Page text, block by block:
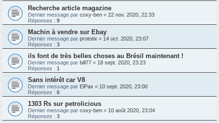
Recherche article magazine
Dernier message par coxy-ben « 22 nov. 2020, 22:33
Réponses : 9
Machin à vendre sur Ebay
Dernier message par prototix « 14 oct. 2020, 23:07
Réponses : 3
ils font de très belles choses au Brésil maintenant !
Dernier message par bill77 « 18 sept. 2020, 23:23
Réponses : 1
Sans intérêt car V8
Dernier message par ElPax « 10 sept. 2020, 23:00
Réponses : 6
1303 Rs sur petrolicious
Dernier message par coxy-ben « 10 août 2020, 23:04
Réponses : 3